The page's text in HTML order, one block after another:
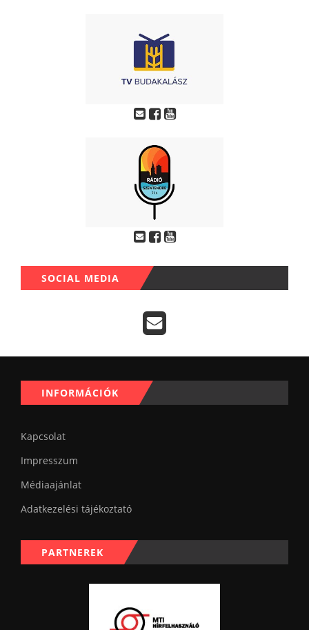
SOCIAL MEDIA
INFORMÁCIÓK
Kapcsolat
Impresszum
Médiaajánlat
Adatkezelési tájékoztató
PARTNEREK